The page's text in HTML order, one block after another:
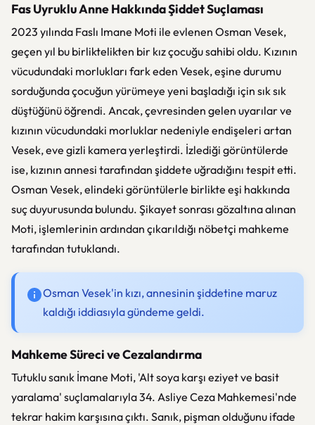
Fas Uyruklu Anne Hakkında Şiddet Suçlaması
2023 yılında Faslı Imane Moti ile evlenen Osman Vesek,
geçen yıl bu birliktelikten bir kız çocuğu sahibi oldu. Kızının
vücudundaki morlukları fark eden Vesek, eşine durumu
sorduğunda çocuğun yürümeye yeni başladığı için sık sık
düştüğünü öğrendi. Ancak, çevresinden gelen uyarılar ve
kızının vücudundaki morluklar nedeniyle endişeleri artan
Vesek, eve gizli kamera yerleştirdi. İzlediği görüntülerde
ise, kızının annesi tarafından şiddete uğradığını tespit etti.
Osman Vesek, elindeki görüntülerle birlikte eşi hakkında
suç duyurusunda bulundu. Şikayet sonrası gözaltına alınan
Moti, işlemlerinin ardından çıkarıldığı nöbetçi mahkeme
tarafından tutuklandı.
Osman Vesek'in kızı, annesinin şiddetine maruz
kaldığı iddiasıyla gündeme geldi.
Mahkeme Süreci ve Cezalandırma
Tutuklu sanık İmane Moti, 'Alt soya karşı eziyet ve basit
yaralama' suçlamalarıyla 34. Asliye Ceza Mahkemesi'nde
tekrar hakim karşısına çıktı. Sanık, pişman olduğunu ifade